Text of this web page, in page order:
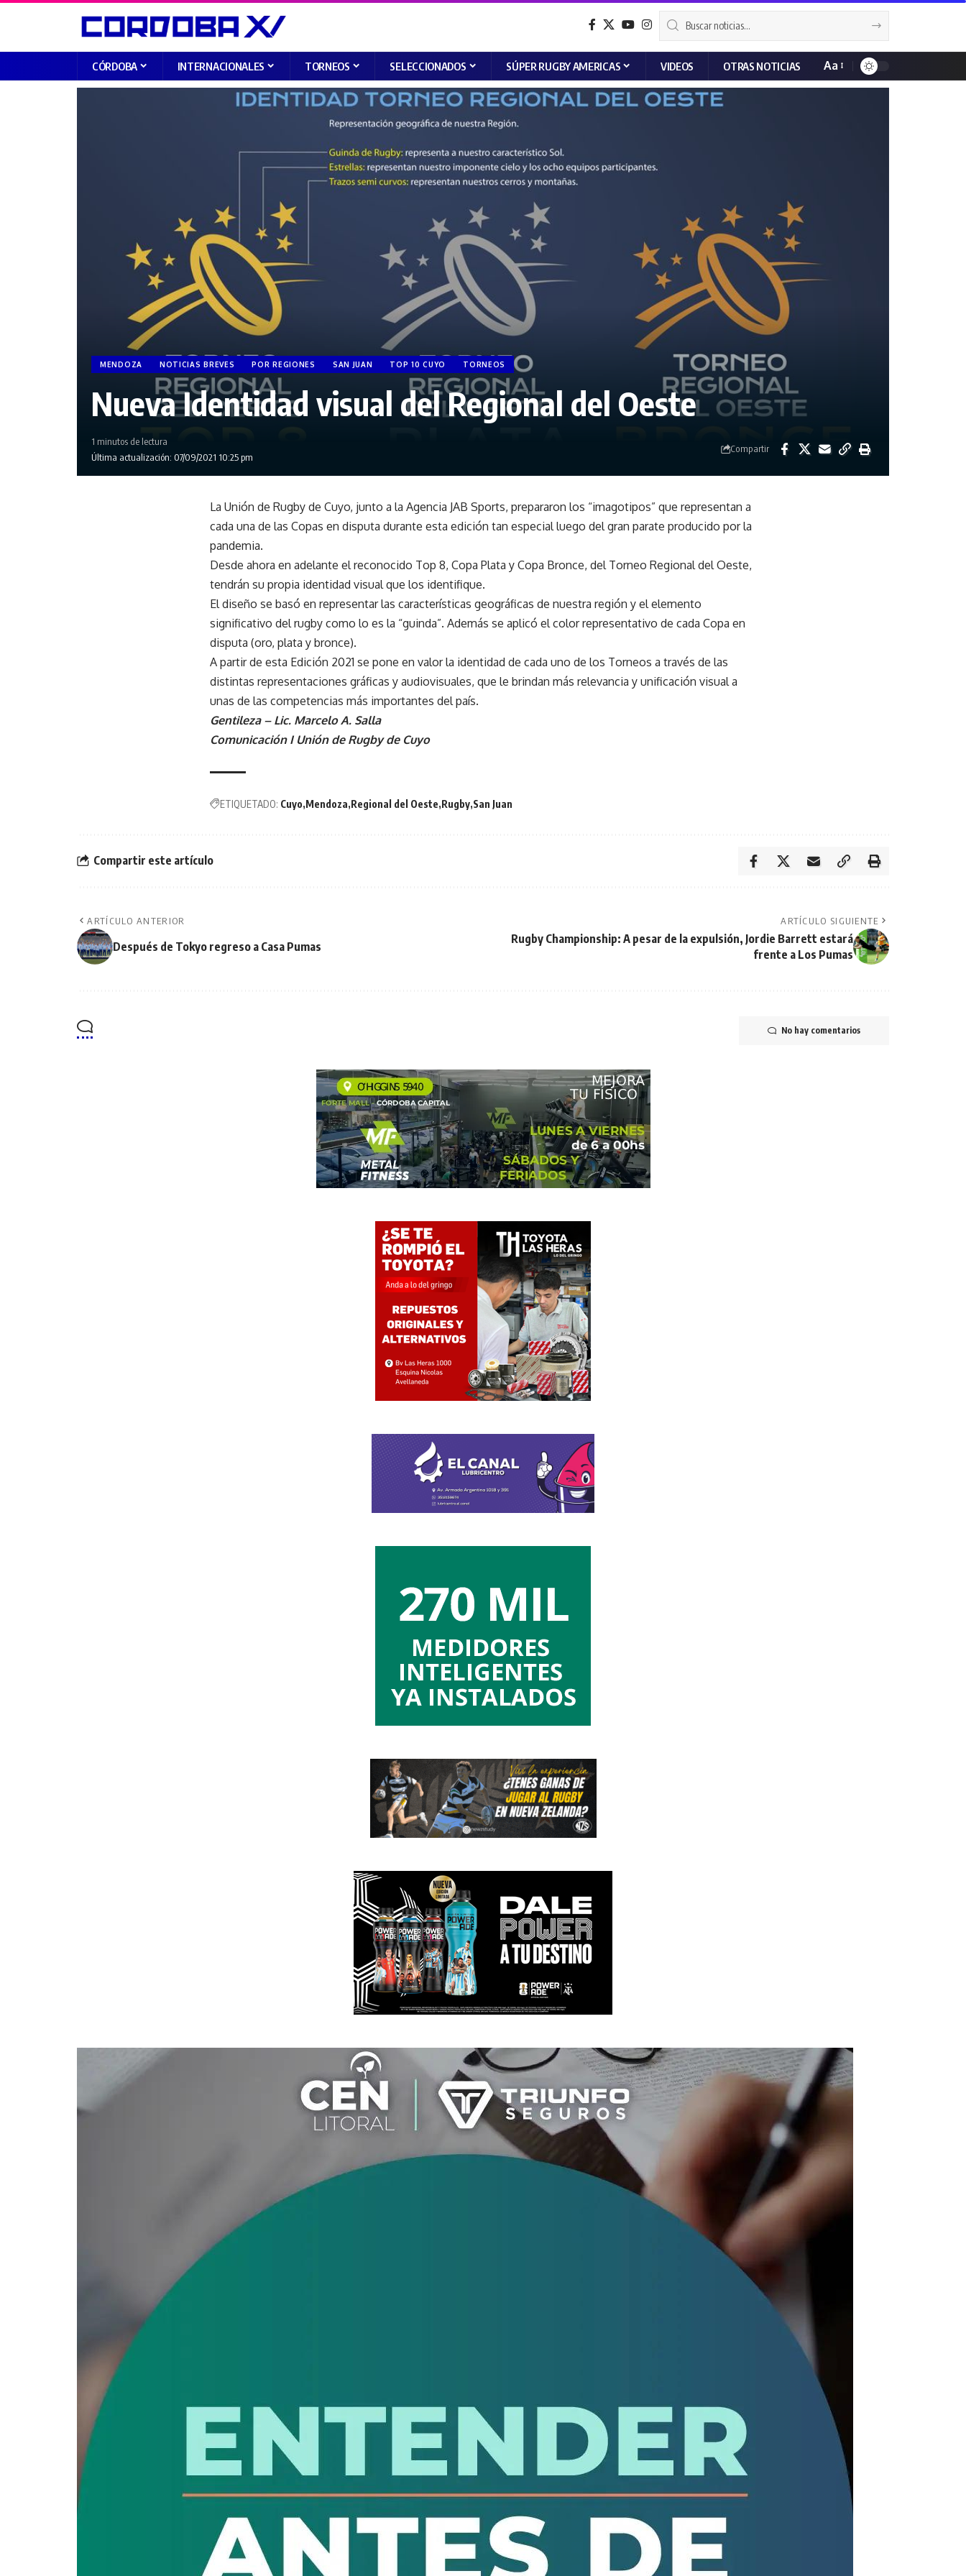
CÓRDOBA INTERNACIONALES TORNEOS SELECCIONADOS SÚPER RUGBY AMERICAS VIDEOS OTRAS NOTICIAS Aa
MENDOZA NOTICIAS BREVES POR REGIONES SAN JUAN TOP 10 CUYO TORNEOS
Nueva Identidad visual del Regional del Oeste
Última actualización: 07/09/2021 10:25 pm
1 minutos de lectura
Compartir
La Unión de Rugby de Cuyo, junto a la Agencia JAB Sports, prepararon los “imagotipos” que representan a
cada una de las Copas en disputa durante esta edición tan especial luego del gran parate producido por la
pandemia.
Desde ahora en adelante el reconocido Top 8, Copa Plata y Copa Bronce, del Torneo Regional del Oeste,
tendrán su propia identidad visual que los identifique.
El diseño se basó en representar las características geográficas de nuestra región y el elemento
significativo del rugby como lo es la “guinda”. Además se aplicó el color representativo de cada Copa en
disputa (oro, plata y bronce).
A partir de esta Edición 2021 se pone en valor la identidad de cada uno de los Torneos a través de las
distintas representaciones gráficas y audiovisuales, que le brindan más relevancia y unificación visual a
unas de las competencias más importantes del país.
Gentileza – Lic. Marcelo A. Salla
Comunicación I Unión de Rugby de Cuyo
ETIQUETADO: Cuyo Mendoza Regional del Oeste Rugby San Juan
Compartir este artículo
ARTÍCULO ANTERIOR
Después de Tokyo regreso a Casa Pumas
ARTÍCULO SIGUIENTE
Rugby Championship: A pesar de la expulsión, Jordie Barrett estará
frente a Los Pumas
No hay comentarios